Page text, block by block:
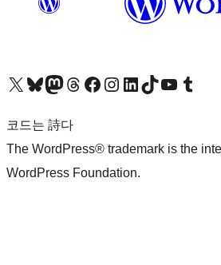
X(이전 트위터) 계정 방문하기블루스카이 계정 방문하기마스토돈 계정 방문하기스레드 계정 방문하기 페이스북 페이지 방문하기인스타그램 계정 방문하기 LinkedIn 계정 방문하기틱톡 계정 방문하기유튜브 채널 방문하기 텀블러 계정 방문하기
코드는 詩다
The WordPress® trademark is the
WordPress Foundation.